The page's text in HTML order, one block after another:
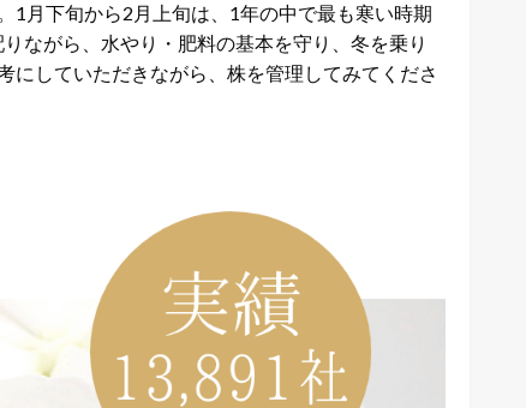
1月下旬から2月上旬は、1年の中で最も寒い時期
ながら、水やり・肥料の基本を守り、冬を乗り
にしていただきながら、株を管理してみてくださ